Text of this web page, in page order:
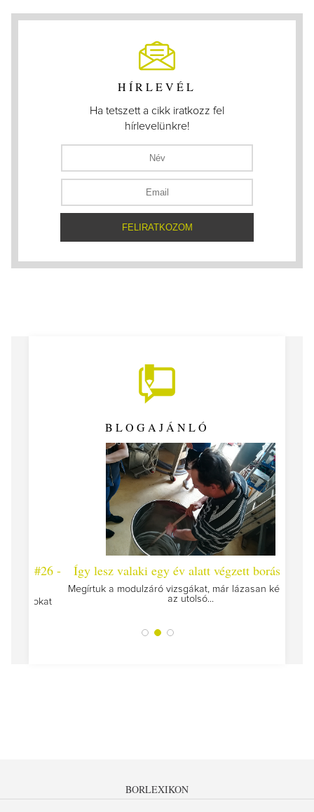
HÍRLEVÉL
Ha tetszett a cikk iratkozz fel
hírlevelünkre!
BLOGAJÁNLÓ
Így lesz valaki egy év alatt végzett borász #25
Megírtuk a modulzáró vizsgákat, már lázasan készülünk
az utolsó...
BORLEXIKON